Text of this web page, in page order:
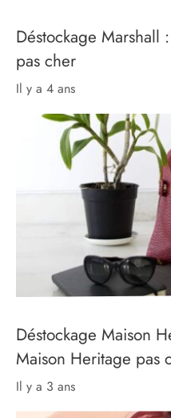
Déstockage Marshall
pas cher
il y a 4 ans
Déstockage Maison
Maison Heritage pas
il y a 3 ans